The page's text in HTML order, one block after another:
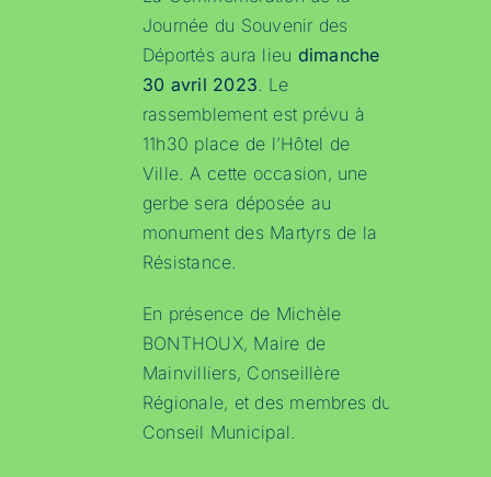
Journée du Souvenir des
Déportés aura lieu dimanche
30 avril 2023. Le
rassemblement est prévu à
11h30 place de l’Hôtel de
Ville. A cette occasion, une
gerbe sera déposée au
monument des Martyrs de la
Résistance.
En présence de Michèle
BONTHOUX, Maire de
Mainvilliers, Conseillère
Régionale, et des membres du
Conseil Municipal.